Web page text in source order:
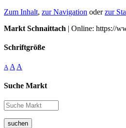
Zum Inhalt, zur Navigation oderzur
Markt Schnaittach | Online: https://
Schriftgröße
A A A
Suche Markt
suchen